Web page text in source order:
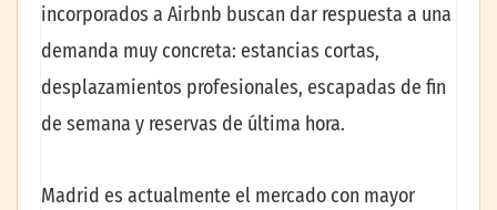
incorporados a Airbnb buscan dar respuesta a una
demanda muy concreta: estancias cortas,
desplazamientos profesionales, escapadas de fin
de semana y reservas de última hora.
Madrid es actualmente el mercado con mayor